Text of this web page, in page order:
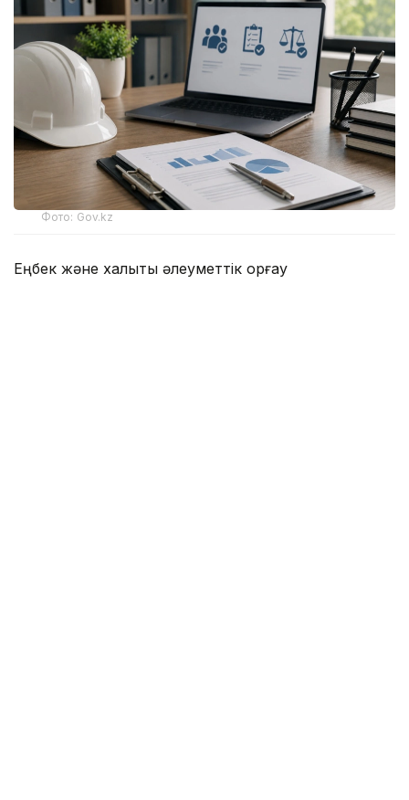
Фото: Gov.kz
Еңбек және халықты әлеуметтік қорғау